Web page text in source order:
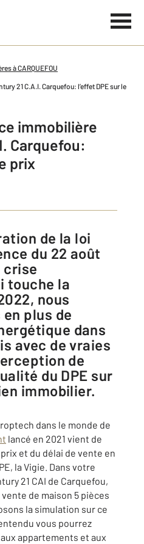
à CARQUEFOU
21 C.A.I. Carquefou: l’effet DPE sur le
immobilière
Carquefou:
prix
du 22 août
crise
touche la
nous
plus de
dans
avec de vraies
de
du DPE sur
immobilier.
dans le monde de
lancé en 2021 vient de
et du délai de vente en
la Vigie. Dans votre
21 CAI de Carquefou,
de maison 5 pièces
la simulation sur ce
vous pourrez
appartements et aux